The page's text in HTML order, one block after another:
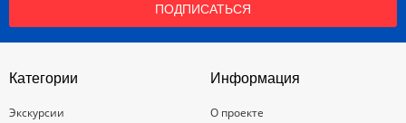
ПОДПИСАТЬСЯ
Категории
Экскурсии
Информация
О проекте